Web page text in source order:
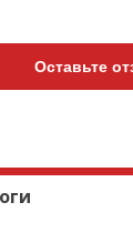
Оставьте